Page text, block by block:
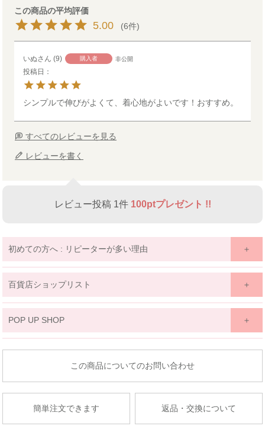
5.00 6
いぬ 9 購入者 非公開
投稿日
シンプルで伸びがよくて、着心地がよいです！おすすめ。
すべてのレビューを見る
レビューを書く
レビュー投稿 1件 100ptプレゼント !!
初めての方へ : リピーターが多い理由
百貨店ショップリスト
東京都多摩市関戸1-10-1
京王百貨店聖蹟桜ケ丘店７Fベビー・子供服売場
POP UP SHOP
東北
藤崎仙台
【開催期間】
商品についてのお問い合わせ
簡単注文できます 返品・交換について